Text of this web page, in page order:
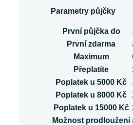
Parametry půjčky
První půjčka do
První zdarma
Maximum
Přeplatíte
Poplatek u 5000 Kč
Poplatek u 8000 Kč
Poplatek u 15000 Kč
Možnost prodloužení